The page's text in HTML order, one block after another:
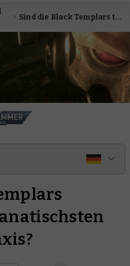
Sind die Black Templars tatsächlich die fanatischsten Krieger der Galaxis?